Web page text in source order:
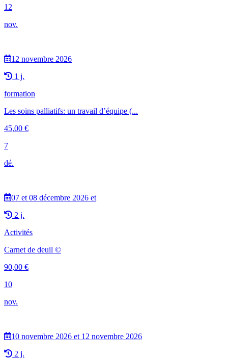
12
nov.
12 novembre 2026
1 j.
formation
Les soins palliatifs: un travail d’équipe (...
45,00 €
7
dé.
07 et 08 décembre 2026 et
2 j.
Activités
Carnet de deuil ©
90,00 €
10
nov.
10 novembre 2026 et 12 novembre 2026
2 j.